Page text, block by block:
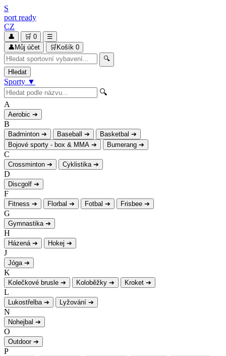
S
port ready
CZ
👤 🛒 0
☰
👤 Můj účet 🛒 Košík 0
🔍
Hledat
Sporty ▼
🔍
A
Aerobic ➔
B
Badminton ➔ Baseball ➔ Basketbal ➔
Bojové sporty - box & MMA ➔ Bumerang ➔
C
Crossminton ➔ Cyklistika ➔
D
Discgolf ➔
F
Fitness ➔ Florbal ➔ Fotbal ➔ Frisbee ➔
G
Gymnastika ➔
H
Házená ➔ Hokej ➔
J
Jóga ➔
K
Kolečkové brusle ➔ Koloběžky ➔ Kroket ➔
L
Lukostřelba ➔ Lyžování ➔
N
Nohejbal ➔
O
Outdoor ➔
P